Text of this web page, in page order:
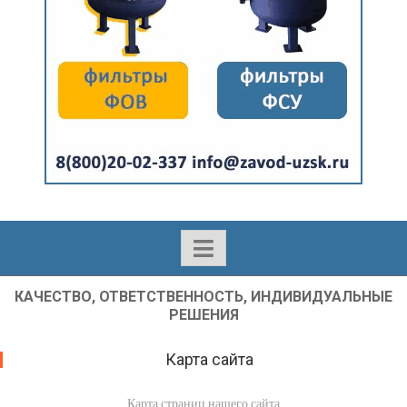
КАЧЕСТВО, ОТВЕТСТВЕННОСТЬ, ИНДИВИДУАЛЬНЫЕ
РЕШЕНИЯ
Карта сайта
Карта страниц нашего сайта